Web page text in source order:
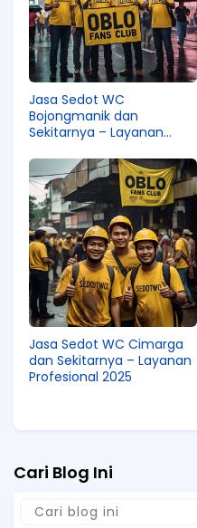
Jasa Sedot WC
Bojongmanik dan
Sekitarnya – Layanan
Jasa Sedot WC Cimarga
dan Sekitarnya – Layanan
Profesional 2025
Cari Blog Ini